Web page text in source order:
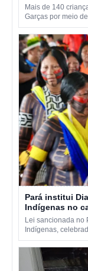
Mais de 140
Garças por meio
Pará institui
Indígenas no
Lei sancionada no
Indígenas,